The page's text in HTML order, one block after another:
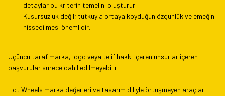
detaylar bu kriterin temelini oluşturur.
Kusursuzluk değil; tutkuyla ortaya koyduğun özgünlük ve emeğin
hissedilmesi önemlidir.
Üçüncü taraf marka, logo veya telif hakkı içeren unsurlar içeren
başvurular sürece dahil edilmeyebilir.
Hot Wheels marka değerleri ve tasarım diliyle örtüşmeyen araçlar